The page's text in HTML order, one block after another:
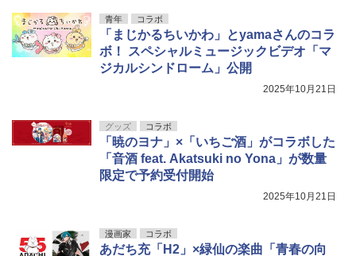
青年 コラボ
「まじかるちいかわ」とyamaさんのコラ
ボ！ スペシャルミュージックビデオ「マ
ジカルシンドローム」公開
2025年10月21日
グッズ コラボ
「暁のヨナ」×「いちご酒」がコラボした
「音酒 feat. Akatsuki no Yona」が数量
限定で予約受付開始
2025年10月21日
漫画家 コラボ
あだち充「H2」×緑仙の楽曲「青春の向